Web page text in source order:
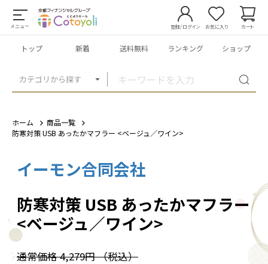
メニュー
カテゴリから探す
登録/ログイン お気に入り カート
トップ 新着 送料無料 ランキング ショップ
ホーム
商品一覧
防寒対策 USB あったかマフラー <ベージュ／ワイン>
イーモン合同会社
防寒対策 USB あったかマフラー
<ベージュ／ワイン>
通常価格4,279円（税込）